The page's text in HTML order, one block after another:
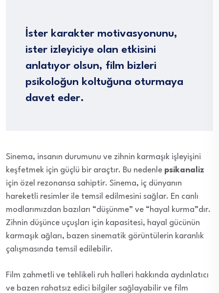
İster karakter motivasyonunu,
ister izleyiciye olan etkisini
anlatıyor olsun, film bizleri
psikoloğun koltuğuna oturmaya
davet eder.
Sinema, insanın durumunu ve zihnin karmaşık işleyişini
keşfetmek için güçlü bir araçtır. Bu nedenle psikanaliz
için özel rezonansa sahiptir. Sinema, iç dünyanın
hareketli resimler ile temsil edilmesini sağlar. En canlı
modlarımızdan bazıları “düşünme” ve “hayal kurma”dır.
Zihnin düşünce uçuşları için kapasitesi, hayal gücünün
karmaşık ağları, bazen sinematik görüntülerin karanlık
çalışmasında temsil edilebilir.
Film zahmetli ve tehlikeli ruh halleri hakkında aydınlatıcı
ve bazen rahatsız edici bilgiler sağlayabilir ve film